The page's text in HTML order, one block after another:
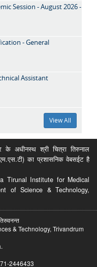
Session - August 2026 -
- General
Assistant
View All
के अधीनस्थ श्री चित्रा तिरुनाल
का प्रशासनिक वेबसईट है
Tirunal Institute for Medical
of Science & Technology,
& Technology, Trivandrum
2446433